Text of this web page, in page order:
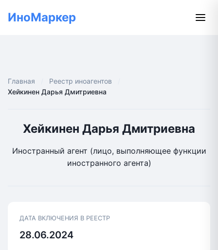
ИноМаркер
Главная
Реестр иноагентов
Хейкинен Дарья Дмитриевна
Хейкинен Дарья Дмитриевна
Иностранный агент (лицо, выполняющее функции
иностранного агента)
ДАТА ВКЛЮЧЕНИЯ В РЕЕСТР
28.06.2024